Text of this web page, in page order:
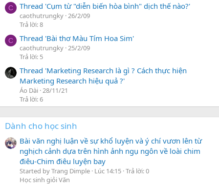
C Thread 'Cụm từ "diễn biến hòa bình" dịch thế nào?'
caothutrungky 26/2/09
Trả lời: 8
C Thread 'Bài thơ Màu Tím Hoa Sim'
caothutrungky 25/2/09
Trả lời: 5
Thread 'Marketing Research là gì ? Cách thực hiện
Marketing Research hiệu quả ?'
Áo Dài 28/11/21
Trả lời: 6
Dành cho học sinh
Bài văn nghị luận về sự khổ luyện và ý chí vươn lên từ
nghịch cảnh dựa trên hình ảnh ngụ ngôn về loài chim
điêu-Chim điêu luyện bay
Started by Trang Dimple Lúc 14:15 Trả lời: 0
Học sinh giỏi Văn